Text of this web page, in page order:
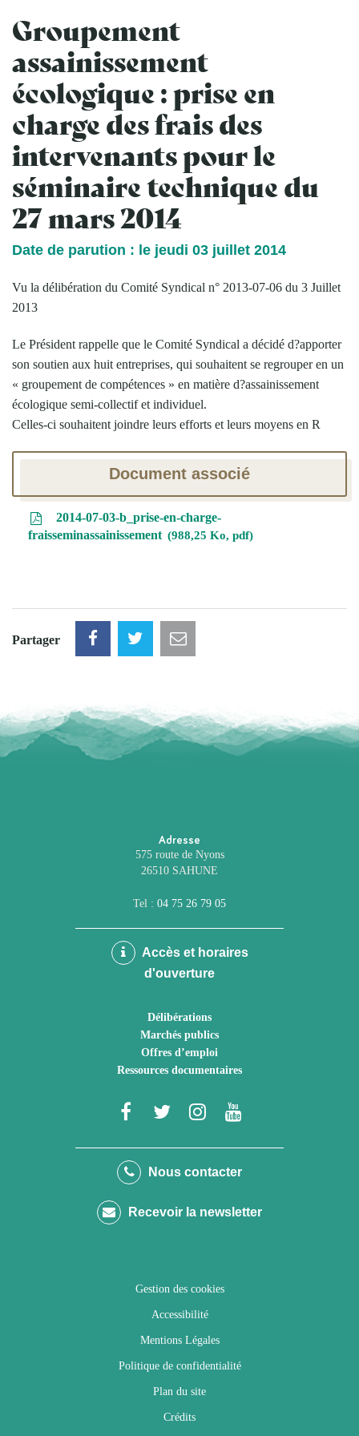
Groupement
assainissement
écologique : prise en
charge des frais des
intervenants pour le
séminaire technique du
27 mars 2014
Date de parution : le jeudi 03 juillet 2014
Vu la délibération du Comité Syndical n° 2013-07-06 du 3 Juillet
2013
Le Président rappelle que le Comité Syndical a décidé d?apporter
son soutien aux huit entreprises, qui souhaitent se regrouper en un
« groupement de compétences » en matière d?assainissement
écologique semi-collectif et individuel.
Celles-ci souhaitent joindre leurs efforts et leurs moyens en R
Document associé
2014-07-03-b_prise-en-charge-
fraisseminassainissement
988,25 Ko, pdf
Partager
Adresse
575 route de Nyons
26510 SAHUNE
Tel : 04 75 26 79 05
Accès et horaires
d'ouverture
Délibérations
Marchés publics
Offres d’emploi
Ressources documentaires
Lien
le
Facebook
Lien
le
Twitter
Lien
le
Instagram
Youtube
Nous contacter
Recevoir la newsletter
Gestion des cookies
Accessibilité
Mentions Légales
Politique de confidentialité
Plan du site
Crédits